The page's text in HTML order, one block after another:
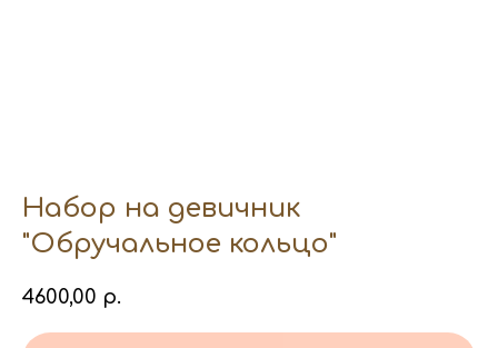
Набор на девичник
"Обручальное кольцо"
4600,00 р.